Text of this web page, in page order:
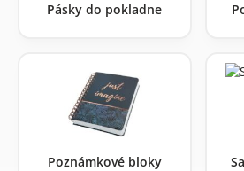
Pásky do pokladne
Poznámkové bloky